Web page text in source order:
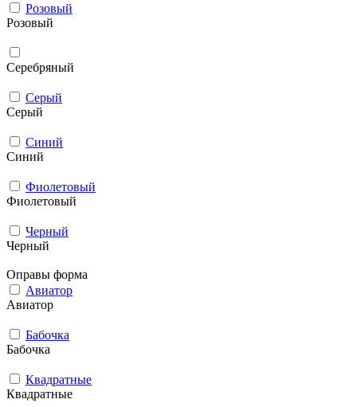
Розовый
Розовый
Серебряный
Серый
Серый
Синий
Синий
Фиолетовый
Фиолетовый
Черный
Черный
Оправы форма
Авиатор
Авиатор
Бабочка
Бабочка
Квадратные
Квадратные